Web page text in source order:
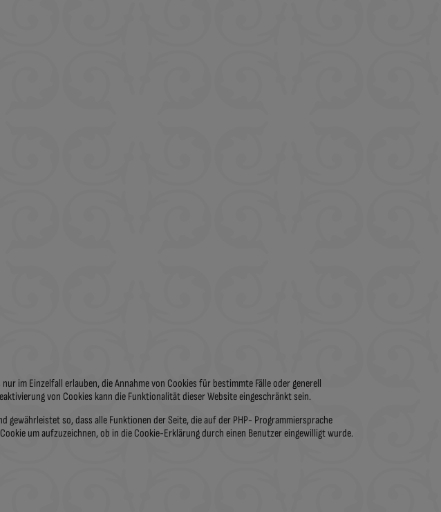
im Einzelfall erlauben, die Annahme von Cookies für bestimmte Fälle oder generell
von Cookies kann die Funktionalität dieser Website eingeschränkt sein.
gewährleistet so, dass alle Funktionen der Seite, die auf der PHP- Programmiersprache
um aufzuzeichnen, ob in die Cookie-Erklärung durch einen Benutzer eingewilligt wurde.